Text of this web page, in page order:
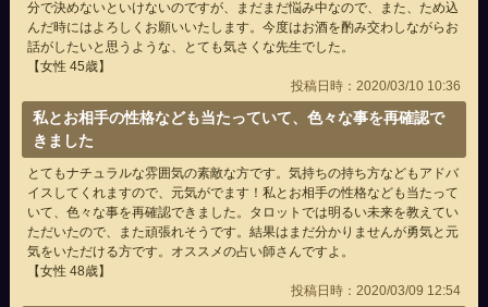
分で決めないといけないのですが、まだまだ悩み中なので、また、ため込
んだ時にはよろしくお願いいたします。今度はお酒を酌み交わしながらお
話がしたいと思うような、とても気さくな先生でした。
【女性 45歳】
投稿日時：2020/03/10 10:36
私とお相手の性格なども当たっていて、色々な事を再確認で
きました
とてもナチュラルな雰囲気の素敵な方です。気持ちの持ち方などもアドバ
イスしてくれますので、元気がでます！私とお相手の性格なども当たって
いて、色々な事を再確認できました。タロットでは明るい未来を教えてい
ただいたので、また頑張れそうです。結果はまだ分かりませんが勇気と元
気をいただける方です。オススメの占い師さんですよ。
【女性 48歳】
投稿日時：2020/03/09 12:54